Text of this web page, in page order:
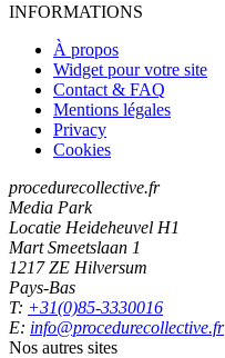
INFORMATIONS
À propos
Widget pour votre site
Contact & FAQ
Mentions légales
Privacy
Cookies
procedurecollective.fr
Media Park
Locatie Heideheuvel H1
Mart Smeetslaan 1
1217 ZE Hilversum
Pays-Bas
T: +31(0)85-3330016
E: info@procedurecollective.fr
Nos autres sites